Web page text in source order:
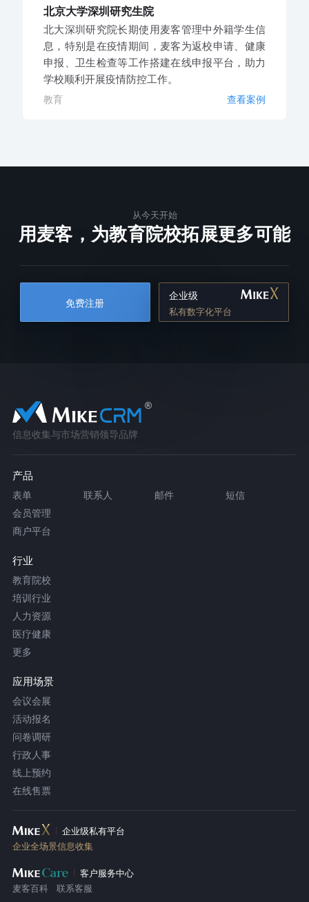
北京大学深圳研究生院
北大深圳研究院长期使用麦客管理中外籍学生信
息，特别是在疫情期间，麦客为返校申请、健康
申报、卫生检查等工作搭建在线申报平台，助力
学校顺利开展疫情防控工作。
教育 查看案例
从今天开始
用麦客，为教育院校拓展更多可能
免费注册
企业级
私有数字化平台
信息收集与市场营销领导品牌
产品
表单 联系人 邮件
短信
会员管理
商户平台
行业
教育院校
培训行业
人力资源
医疗健康
更多
应用场景
会议会展
活动报名
问卷调研
行政人事
线上预约
在线售票
企业级私有平台
企业全场景信息收集
客户服务中心
麦客百科
联系客服